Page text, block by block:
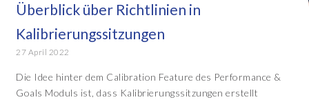
Überblick über Richtlinien in
Kalibrierungssitzungen
27 April 2022
Die Idee hinter dem Calibration Feature des Performance &
Goals Moduls ist, dass Kalibrierungssitzungen erstellt